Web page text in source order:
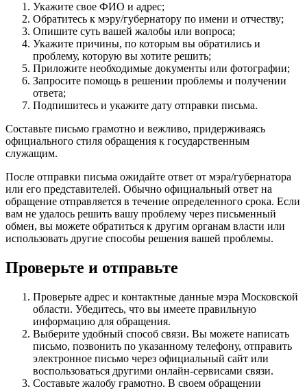
Укажите свое ФИО и адрес;
Обратитесь к мэру/губернатору по имени и отчеству;
Опишите суть вашей жалобы или вопроса;
Укажите причины, по которым вы обратились и
проблему, которую вы хотите решить;
Приложите необходимые документы или фотографии;
Запросите помощь в решении проблемы и получении
ответа;
Подпишитесь и укажите дату отправки письма.
Составьте письмо грамотно и вежливо, придерживаясь
официального стиля обращения к государственным
служащим.
После отправки письма ожидайте ответ от мэра/губернатора
или его представителей. Обычно официальный ответ на
обращение отправляется в течение определенного срока. Если
вам не удалось решить вашу проблему через письменный
обмен, вы можете обратиться к другим органам власти или
использовать другие способы решения вашей проблемы.
Проверьте и отправьте
Проверьте адрес и контактные данные мэра Московской
области. Убедитесь, что вы имеете правильную
информацию для обращения.
Выберите удобный способ связи. Вы можете написать
письмо, позвонить по указанному телефону, отправить
электронное письмо через официальный сайт или
воспользоваться другими онлайн-сервисами связи.
Составьте жалобу грамотно. В своем обращении